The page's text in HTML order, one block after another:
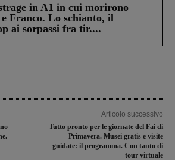
in A1 in cui morirono
Franco. Lo schianto, il
ai sorpassi fra tir....
Articolo successivo
Tutto pronto per le giornate del Fai di
Primavera. Musei gratis e visite
guidate: il programma. Con tanto di
tour virtuale